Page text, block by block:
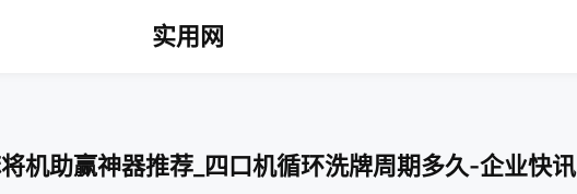
实用网
机助赢神器推荐_四口机循环洗牌周期多久-企业快讯